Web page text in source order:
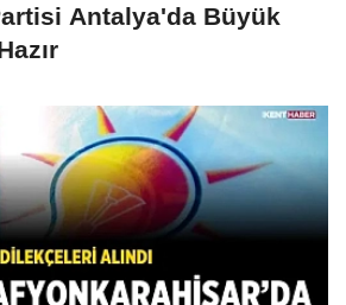
Antalya'da Büyük